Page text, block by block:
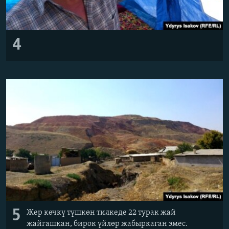
4
5
Жер көчкү түшкөн тилкеде 22 турак жай
жайгашкан, бирок үйлөр жабыркаган эмес.